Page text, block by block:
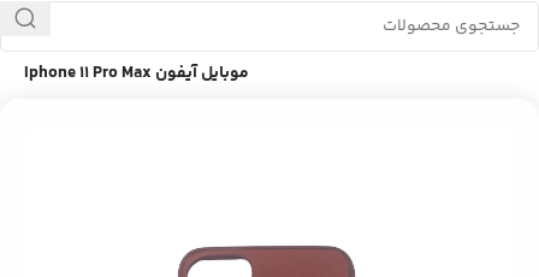
خانه/محصولات/لوازم جانبی موبایل/قاب چرمی سنتکس گوشی
موبایل آیفون Iphone 11 Pro Max